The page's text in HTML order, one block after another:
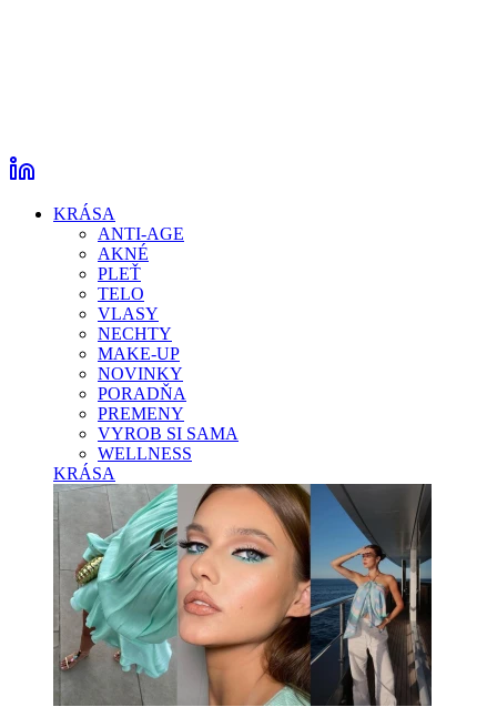
KRÁSA
ANTI-AGE
AKNÉ
PLEŤ
TELO
VLASY
NECHTY
MAKE-UP
NOVINKY
PORADŇA
PREMENY
VYROB SI SAMA
WELLNESS
KRÁSA